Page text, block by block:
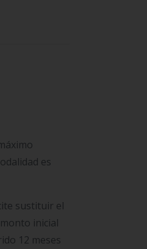
es
sustituir el
inicial
12 meses